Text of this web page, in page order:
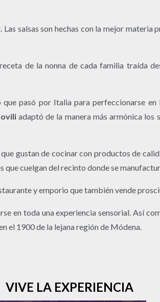
salsas son hechas con la mejor
de la nonna de cada familia traída
pasó por Italia para perfeccionarse en
adaptó de la manera más armónica los
gustan de cocinar con productos de
que cuelgan del recinto donde se
y emporio que también vende
en toda una experiencia sensorial. Así
el 1900 de la lejana región de Módena.
VIVE LA EXPERIENCIA